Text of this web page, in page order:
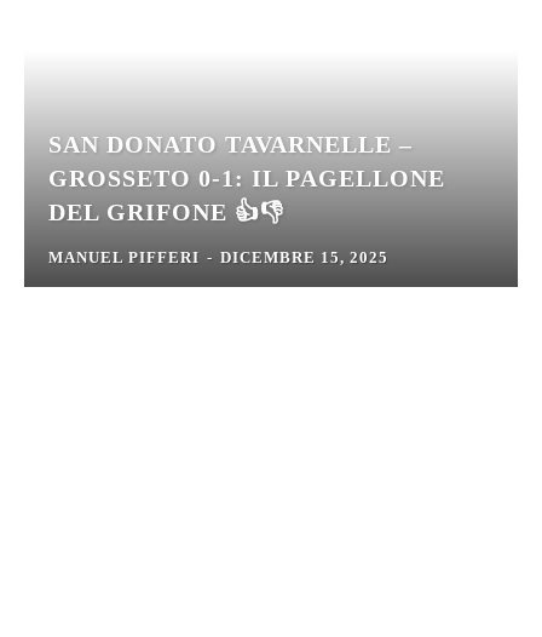
SAN DONATO TAVARNELLE –
GROSSETO 0-1: IL PAGELLONE
DEL GRIFONE 👍👎
MANUEL PIFFERI - DICEMBRE 15, 2025